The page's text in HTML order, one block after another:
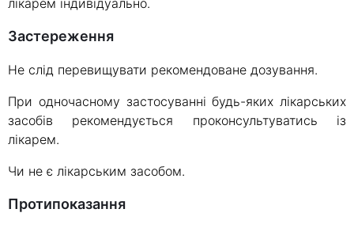
Застереження
Не слід перевищувати рекомендоване дозування.
При одночасному застосуванні будь-яких лікарських
засобів рекомендується проконсультуватись із
лікарем.
Чи не є лікарським засобом.
Протипоказання